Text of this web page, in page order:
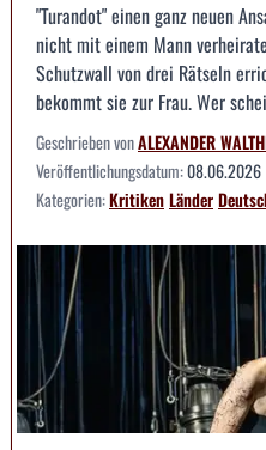
"Turandot" einen ganz neuen
nicht mit einem Mann
Schutzwall von drei Rätseln
bekommt sie zur Frau. Wer
Geschrieben vonALEXANDER
Veröffentlichungsdatum:08.06.2026
Kategorien:KritikenLänder